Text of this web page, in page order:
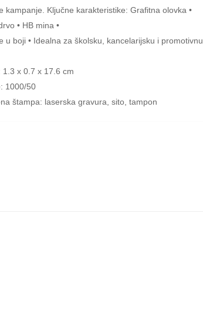
kampanje. Ključne karakteristike: Grafitna olovka •
• HB mina •
u boji • Idealna za školsku, kancelarijsku i promotivnu
1.3 x 0.7 x 17.6 cm
1000/50
štampa: laserska gravura, sito, tampon